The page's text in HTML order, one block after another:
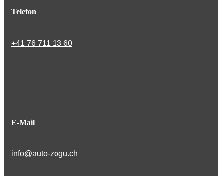
Telefon
+41 76 711 13 60
E-Mail
info@auto-zogu.ch